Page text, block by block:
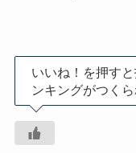
いいね！を押す
ンキングがつく